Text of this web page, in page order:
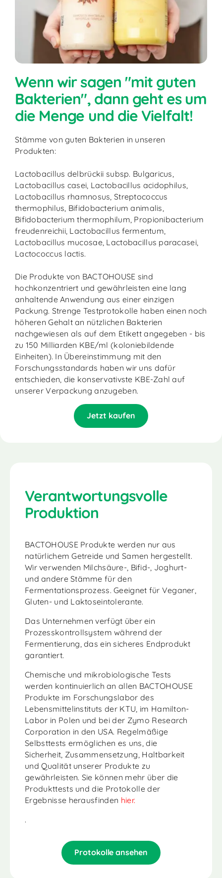
Wenn wir sagen "mit guten
Bakterien", dann geht es um
die Menge und die Vielfalt!
Stämme von guten Bakterien in unseren
Produkten:
Lactobacillus delbrückii subsp. Bulgaricus,
Lactobacillus casei, Lactobacillus acidophilus,
Lactobacillus rhamnosus, Streptococcus
thermophilus, Bifidobacterium animalis,
Bifidobacterium thermophilum, Propionibacterium
freudenreichii, Lactobacillus fermentum,
Lactobacillus mucosae, Lactobacillus paracasei,
Lactococcus lactis.
Die Produkte von BACTOHOUSE sind
hochkonzentriert und gewährleisten eine lang
anhaltende Anwendung aus einer einzigen
Packung. Strenge Testprotokolle haben einen noch
höheren Gehalt an nützlichen Bakterien
nachgewiesen als auf dem Etikett angegeben - bis
zu 150 Milliarden KBE/ml (koloniebildende
Einheiten). In Übereinstimmung mit den
Forschungsstandards haben wir uns dafür
entschieden, die konservativste KBE-Zahl auf
unserer Verpackung anzugeben.
Jetzt kaufen
Verantwortungsvolle
Produktion
BACTOHOUSE Produkte werden nur aus
natürlichem Getreide und Samen hergestellt.
Wir verwenden Milchsäure-, Bifid-, Joghurt-
und andere Stämme für den
Fermentationsprozess. Geeignet für Veganer,
Gluten- und Laktoseintolerante.
Das Unternehmen verfügt über ein
Prozesskontrollsystem während der
Fermentierung, das ein sicheres Endprodukt
garantiert.
Chemische und mikrobiologische Tests
werden kontinuierlich an allen BACTOHOUSE
Produkte im Forschungslabor des
Lebensmittelinstituts der KTU, im Hamilton-
Labor in Polen und bei der Zymo Research
Corporation in den USA. Regelmäßige
Selbsttests ermöglichen es uns, die
Sicherheit, Zusammensetzung, Haltbarkeit
und Qualität unserer Produkte zu
gewährleisten. Sie können mehr über die
Produkttests und die Protokolle der
Ergebnisse herausfinden hier.
.
Protokolle ansehen